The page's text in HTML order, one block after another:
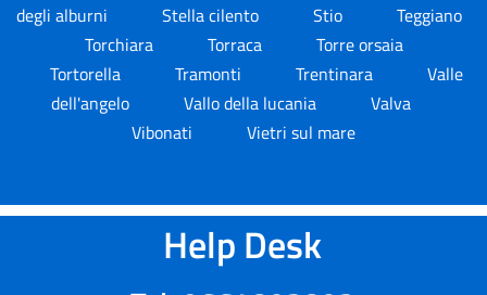
degli alburni
Stella cilento Stio
Teggiano
Torchiara
Torraca
Torre orsaia
Tortorella
Tramonti Trentinara
Valle
dell'angelo
Vallo della lucania
Valva
Vibonati
Vietri sul mare
Help Desk